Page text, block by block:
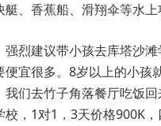
、香蕉船、滑翔伞等水上
强烈建议带小孩去库塔沙
宜很多。8岁以上的小孩
我们去竹子角落餐厅吃饭
校，1对1，3天价格900K